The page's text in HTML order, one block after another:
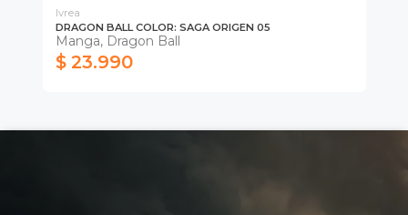
Ivrea
DRAGON BALL COLOR: SAGA ORIGEN 05
Manga, Dragon Ball
$ 23.990